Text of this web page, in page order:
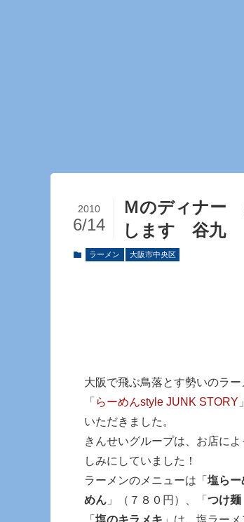
Ｍのディナー
します 谷九
2010
6/14
ラーメン 大阪市中央区
大阪で飛ぶ鳥落とす勢いのラー
「 らーめんstyle JUNK STORY
いただきました。
きんせいグループは、お店に
しみにしていました！
ラーメンのメニューは「 塩らー
めん 」（７８０円）、「 つけ麺
「 塩のキラメキ 」は、塩ラー